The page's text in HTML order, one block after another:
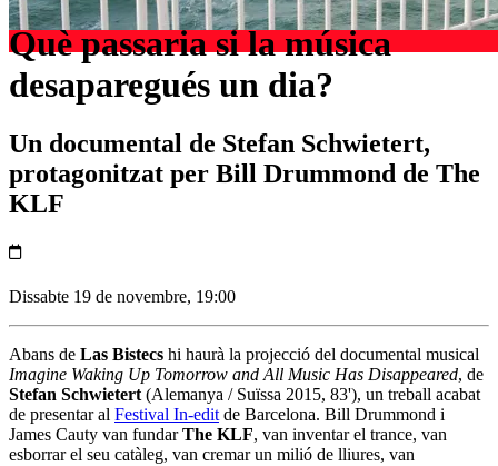
Què passaria si la música
desaparegués un dia?
Un documental de Stefan Schwietert,
protagonitzat per Bill Drummond de The
KLF
Dissabte 19 de novembre, 19:00
Abans de Las Bistecs hi haurà la projecció del documental musical
Imagine Waking Up Tomorrow and All Music Has Disappeared, de
Stefan Schwietert (Alemanya / Suïssa 2015, 83'), un treball acabat
de presentar al Festival In-edit de Barcelona. Bill Drummond i
James Cauty van fundarThe KLF, van inventar el trance, van
esborrar el seu catàleg, van cremar un milió de lliures, van